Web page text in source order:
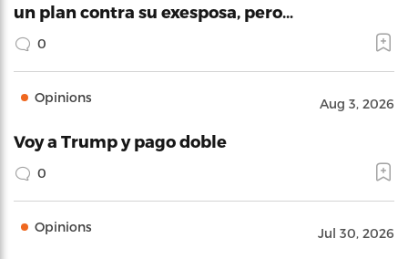
un plan contra su exesposa, pero…
0
Opinions Aug 3, 2026
Voy a Trump y pago doble
0
Opinions Jul 30, 2026